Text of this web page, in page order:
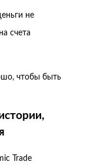
не
счета
чтобы быть
Trade